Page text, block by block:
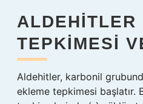
ALDEHITLER
TEPKIMESI
Aldehitler, karbonil
ekleme tepkimesi başlatır.